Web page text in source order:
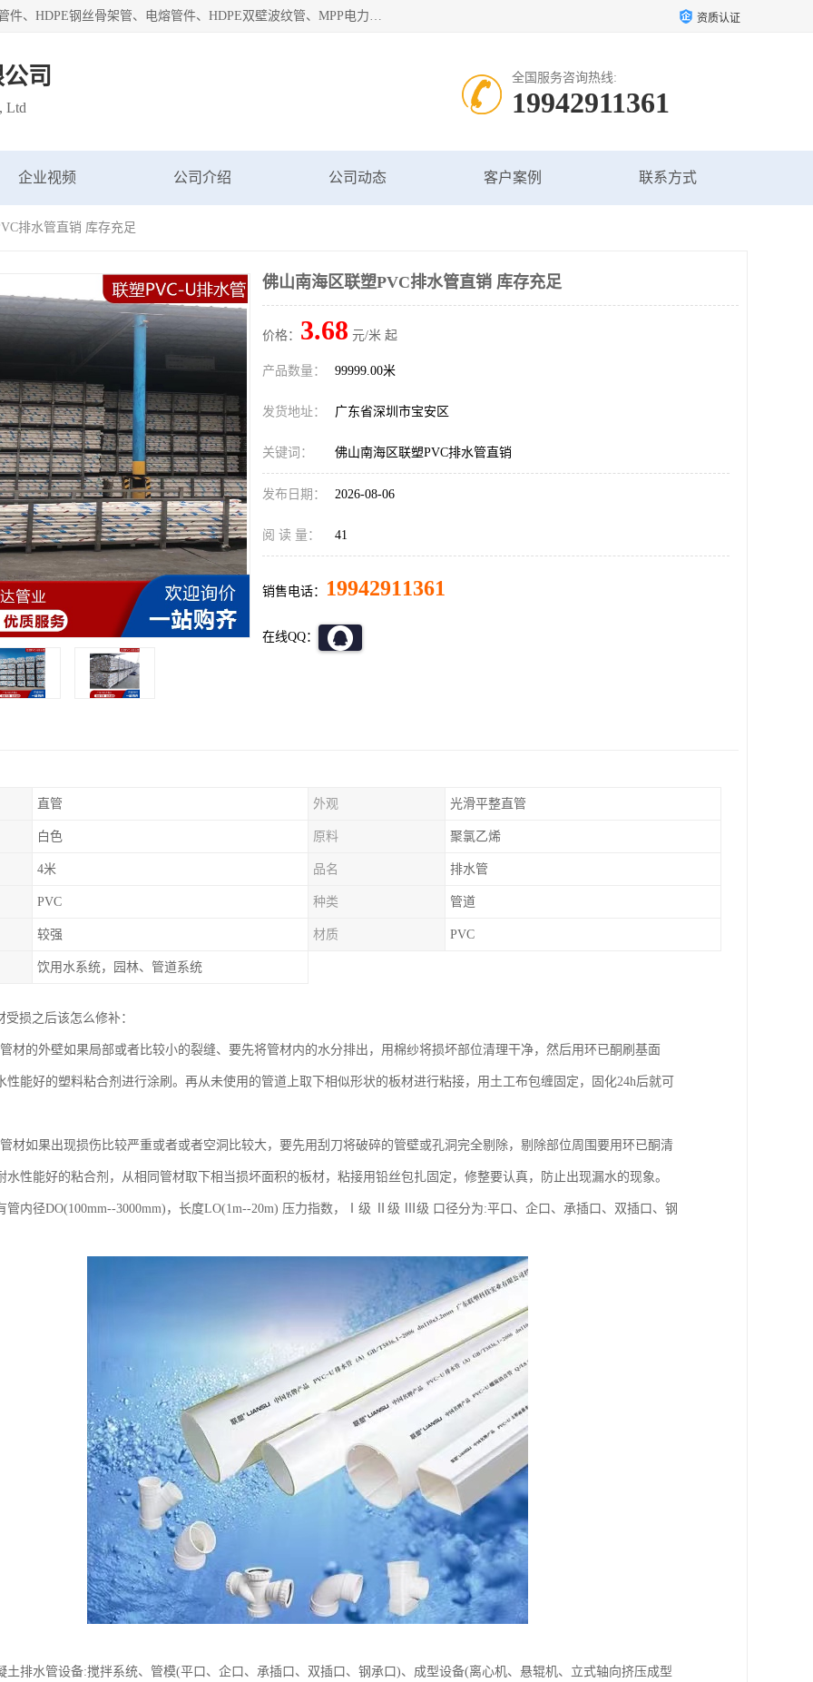
深圳市鑫润通管业有限公司专业生产批发：HDPE管材、热熔管件、HDPE钢丝骨架管、电熔管件、HDPE双壁波纹管、MPP电力管、井盖、PVC管材管件、PPR管材管件等；公司自创建以来，始终秉承“团结、务实、创新、守信”的服务宗旨，凭借专业的服务以及多年的勤奋拼搏，发展成为一家专业销售各种管材管件，绝缘电工套管及配件等系列产品的贸易公司。 资质认证
司
Ltd
全国服务咨询热线:
19942911361
企业视频 公司介绍 公司动态 客户案例 联系方式
排水管直销 库存充足
佛山南海区联塑PVC排水管直销 库存充足
价格： 3.68 元/米 起
产品数量： 99999.00米
发货地址： 广东省深圳市宝安区
关键词： 佛山南海区联塑PVC排水管直销
发布日期： 2026-08-06
阅 读 量： 41
销售电话： 19942911361
在线QQ：
直管 外观 光滑平整直管
白色 原料 聚氯乙烯
4米 品名 排水管
PVC 种类 管道
较强 材质 PVC
饮用水系统，园林、管道系统
受损之后该怎么修补：
材的外壁如果局部或者比较小的裂缝、要先将管材内的水分排出，用棉纱将损坏部位清理干净，然后用环已酮刷基面
性能好的塑料粘合剂进行涂刷。再从未使用的管道上取下相似形状的板材进行粘接，用土工布包缠固定，固化24h后就可
材如果出现损伤比较严重或者或者空洞比较大，要先用刮刀将破碎的管壁或孔洞完全剔除，剔除部位周围要用环已酮清
水性能好的粘合剂，从相同管材取下相当损坏面积的板材，粘接用铅丝包扎固定，修整要认真，防止出现漏水的现象。
管内径DO(100mm--3000mm)，长度LO(1m--20m) 压力指数，Ⅰ级 Ⅱ级 Ⅲ级 口径分为:平口、企口、承插口、双插口、钢
土排水管设备:搅拌系统、管模(平口、企口、承插口、双插口、钢承口)、成型设备(离心机、悬辊机、立式轴向挤压成型